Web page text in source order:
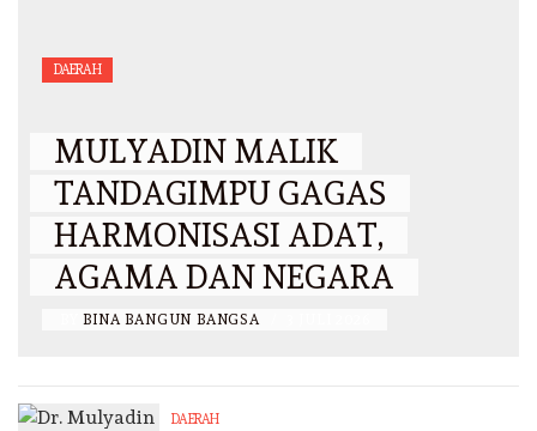
DAERAH
MULYADIN MALIK
TANDAGIMPU GAGAS
HARMONISASI ADAT,
AGAMA DAN NEGARA
BINA BANGUN BANGSA
DAERAH